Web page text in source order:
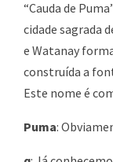
“Cauda de
cidade sagrada
e Watanay
construída a
Este nome é
Puma: